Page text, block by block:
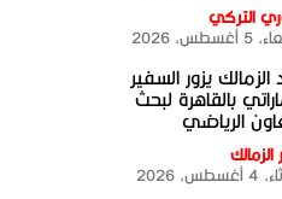
التركي
2026
الزمالك يزور السفير
بالقاهرة لبحث
الرياضي
الزمالك
2026